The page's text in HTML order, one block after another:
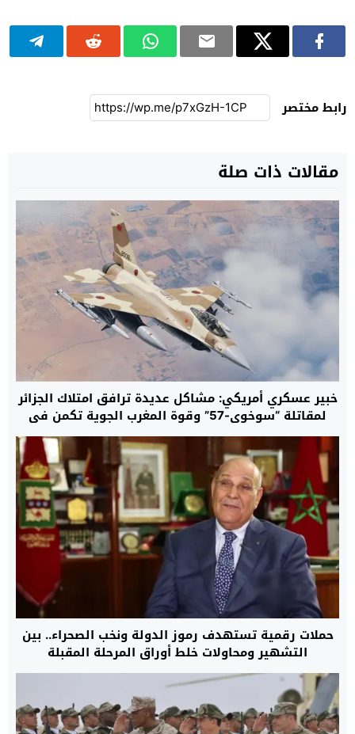
رابط مختصر
مقالات ذات صلة
خبير عسكري أمريكي: مشاكل عديدة ترافق امتلاك الجزائر
لمقاتلة “سوخوي-57” وقوة المغرب الجوية تكمن في
التدريب العالي
حملات رقمية تستهدف رموز الدولة ونخب الصحراء.. بين
التشهير ومحاولات خلط أوراق المرحلة المقبلة